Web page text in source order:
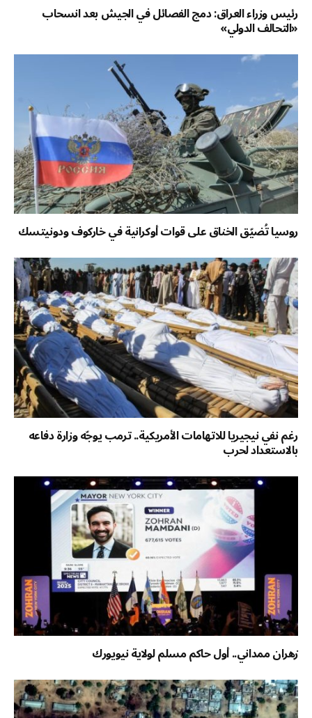
رئيس وزراء العراق: دمج الفصائل في الجيش بعد انسحاب
«التحالف الدولي»
روسيا تُضيّق الخناق على قوات أوكرانية في خاركوف ودونيتسك
رغم نفي نيجيريا للاتهامات الأمريكية.. ترمب يوجّه وزارة دفاعه
بالاستعداد لحرب
زهران ممداني.. أول حاكم مسلم لولاية نيويورك